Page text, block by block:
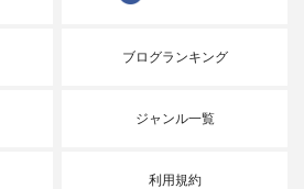
ブログランキング
ジャンル一覧
利用規約